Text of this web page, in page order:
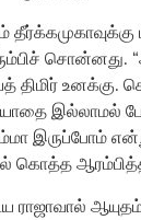
திமிர்
இல்லாமல்
இருப்போம்
கொத்த